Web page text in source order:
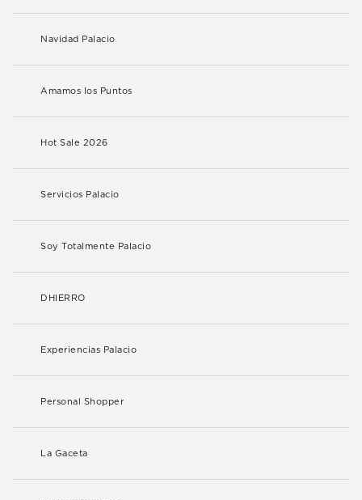
Navidad Palacio
Amamos los Puntos
Hot Sale 2026
Servicios Palacio
Soy Totalmente Palacio
DHIERRO
Experiencias Palacio
Personal Shopper
La Gaceta